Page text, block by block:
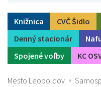
Knižnica CVČ Šidlo
Denný stacionár
Spojené voľby
KC
Mesto Leopoldov